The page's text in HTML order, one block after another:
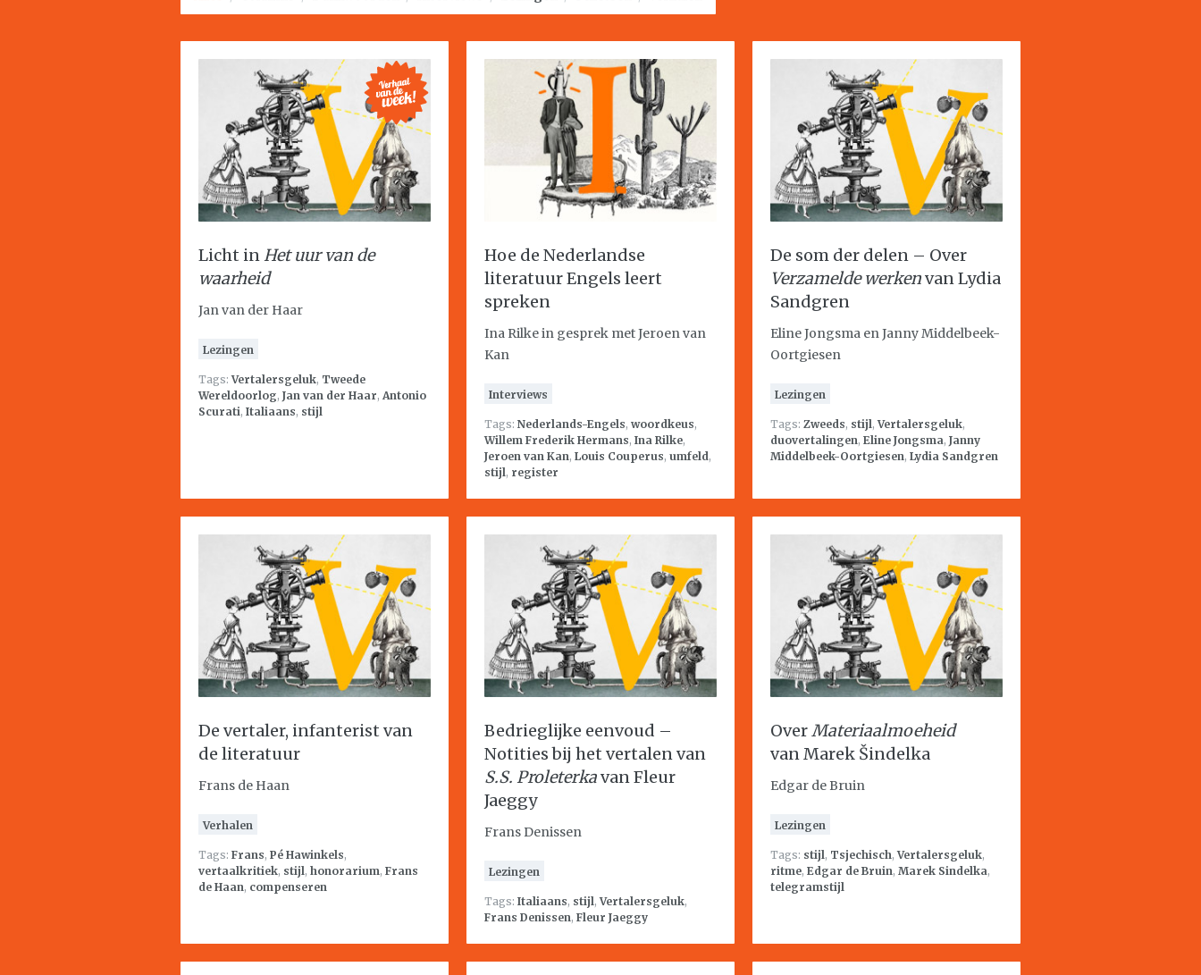
Licht inHet uur van de
waarheid
Jan van der Haar
Lezingen
Tags:Vertalersgeluk, Tweede
Wereldoorlog, Jan van der Haar, Antonio
Scurati, Italiaans, stijl
Hoe de Nederlandse
literatuur Engels leert
spreken
Ina Rilke in gesprek met Jeroen van
Kan
Interviews
Tags: Nederlands-Engels, woordkeus,
Willem Frederik Hermans, Ina Rilke,
Jeroen van Kan, Louis Couperus, umfeld,
stijl, register
De som der delen – Over
Verzamelde werkenvan Lydia
Sandgren
Eline Jongsma en Janny Middelbeek-
Oortgiesen
Lezingen
Tags: Zweeds, stijl,Vertalersgeluk,
duovertalingen, Eline Jongsma, Janny
Middelbeek-Oortgiesen, Lydia Sandgren
De vertaler, infanterist van
de literatuur
Frans de Haan
Verhalen
Tags: Frans, Pé Hawinkels,
vertaalkritiek, stijl, honorarium, Frans
de Haan, compenseren
Bedrieglijke eenvoud –
Notities bij het vertalen van
S.S. Proleterkavan Fleur
Jaeggy
Frans Denissen
Lezingen
Tags: Italiaans, stijl,Vertalersgeluk,
Frans Denissen, Fleur Jaeggy
OverMateriaalmoeheid
van Marek Šindelka
Edgar de Bruin
Lezingen
Tags: stijl, Tsjechisch,Vertalersgeluk,
ritme, Edgar de Bruin, Marek Sindelka,
telegramstijl